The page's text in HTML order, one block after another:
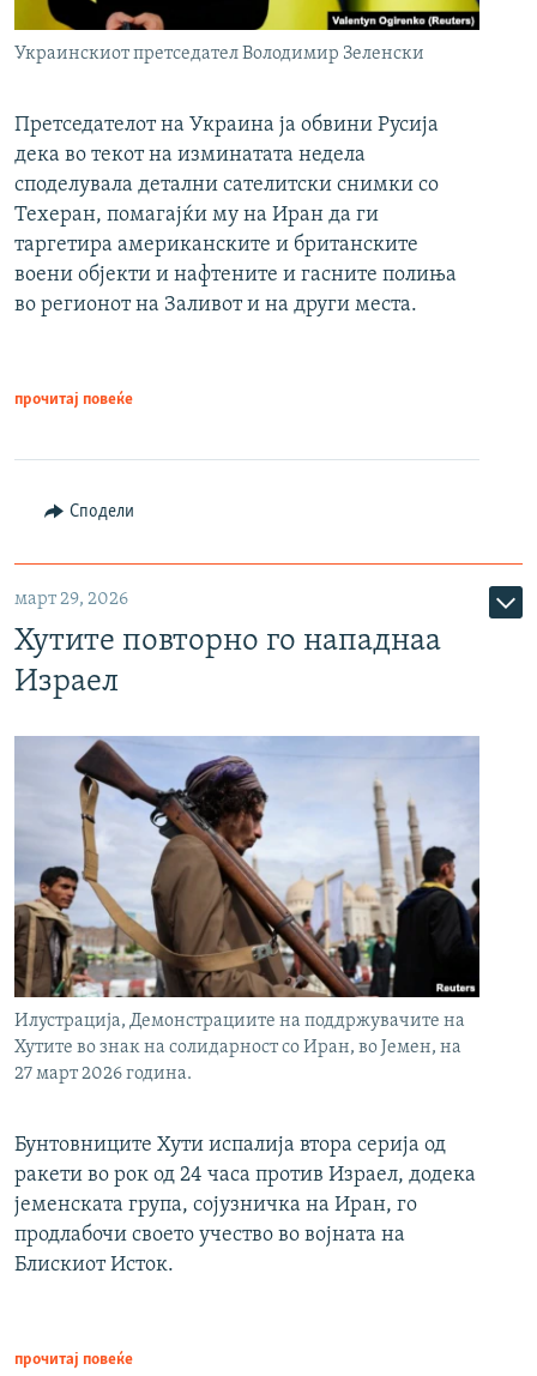
Украинскиот претседател Володимир Зеленски
Претседателот на Украина ја обвини Русија
дека во текот на изминатата недела
споделувала детални сателитски снимки со
Техеран, помагајќи му на Иран да ги
таргетира американските и британските
воени објекти и нафтените и гасните полиња
во регионот на Заливот и на други места.
прочитај повеќе
Сподели
март 29, 2026
Хутите повторно го нападнаа
Израел
Илустрација, Демонстрациите на поддржувачите на
Хутите во знак на солидарност со Иран, во Јемен, на
27 март 2026 година.
Бунтовниците Хути испалија втора серија од
ракети во рок од 24 часа против Израел, додека
јеменската група, сојузничка на Иран, го
продлабочи своето учество во војната на
Блискиот Исток.
прочитај повеќе